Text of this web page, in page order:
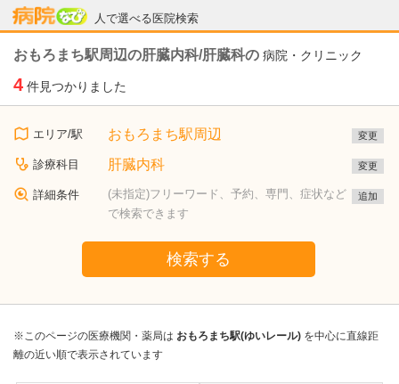
人で選べる医院検索
病院なび
おもろまち駅周辺の肝臓内科/肝臓科の 病院・クリニック
4 件見つかりました
エリア/駅 おもろまち駅周辺 変更
診療科目 肝臓内科 変更
詳細条件
(未指定)フリーワード、予約、専門、症状など
で検索できます
追加
検索する
※このページの医療機関・薬局は おもろまち駅(ゆいレール) を中心に直線距
離の近い順で表示されています